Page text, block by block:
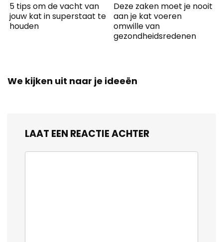
5 tips om de vacht van
jouw kat in superstaat te
houden
Deze zaken moet je nooit
aan je kat voeren
omwille van
gezondheidsredenen
We kijken uit naar je ideeën
LAAT EEN REACTIE ACHTER